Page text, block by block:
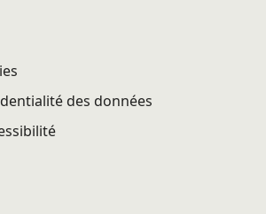
des données